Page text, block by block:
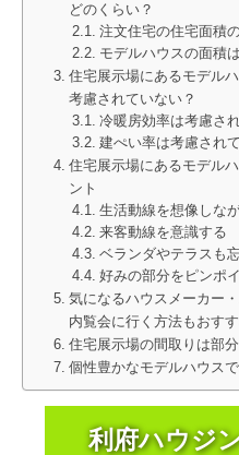
どのくらい？
注文住宅の住宅面積
モデルハウスの面積
住宅展示場にあるモデル
考慮されていない？
冷暖房効率は考慮さ
建ぺい率は考慮され
住宅展示場にあるモデル
ント
生活動線を想像しな
来客動線を意識する
ベランダやテラスも
好みの部分をピンポ
気になるハウスメーカー
内覧会に行く方法もおす
住宅展示場の間取りは部
個性豊かなモデルハウス
利府ハウジ